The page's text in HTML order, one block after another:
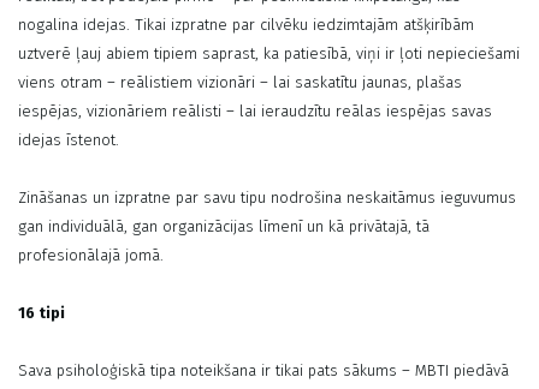
nogalina idejas. Tikai izpratne par cilvēku iedzimtajām atšķirībām
uztverē ļauj abiem tipiem saprast, ka patiesībā, viņi ir ļoti nepieciešami
viens otram – reālistiem vizionāri – lai saskatītu jaunas, plašas
iespējas, vizionāriem reālisti – lai ieraudzītu reālas iespējas savas
idejas īstenot.
Zināšanas un izpratne par savu tipu nodrošina neskaitāmus ieguvumus
gan individuālā, gan organizācijas līmenī un kā privātajā, tā
profesionālajā jomā.
16 tipi
Sava psiholoģiskā tipa noteikšana ir tikai pats sākums – MBTI piedāvā